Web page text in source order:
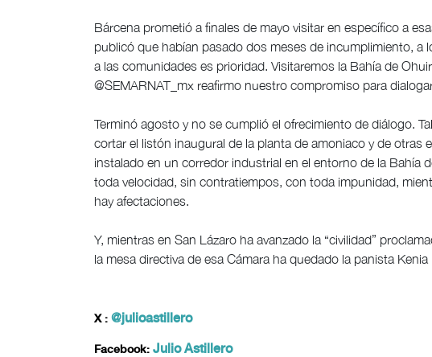
Bárcena prometió a finales de mayo visitar en específico a
publicó que habían pasado dos meses de incumplimiento, a
a las comunidades es prioridad. Visitaremos la Bahía de
@SEMARNAT_mx reafirmo nuestro compromiso para
Terminó agosto y no se cumplió el ofrecimiento de diálogo.
cortar el listón inaugural de la planta de amoniaco y de otras
instalado en un corredor industrial en el entorno de la Bahía
toda velocidad, sin contratiempos, con toda impunidad,
hay afectaciones.
Y, mientras en San Lázaro ha avanzado la “civilidad”
la mesa directiva de esa Cámara ha quedado la panista
X : @julioastillero
Facebook: Julio Astillero